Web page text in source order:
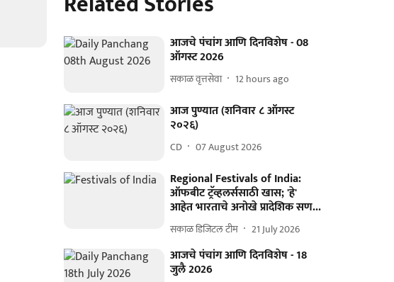
आजचे पंचांग आणि दिनविशेष - 08
ऑगस्ट 2026
सकाळ वृत्तसेवा 12 hours ago
आज पुण्यात (शनिवार ८ ऑगस्ट
२०२६)
CD 07 August 2026
Regional Festivals of India:
ऑफबीट ट्रॅव्हलर्ससाठी खास; 'हे'
आहेत भारताचे अनोखे प्रादेशिक सण...
सकाळ डिजिटल टीम 21 July 2026
आजचे पंचांग आणि दिनविशेष - 18
जुलै 2026